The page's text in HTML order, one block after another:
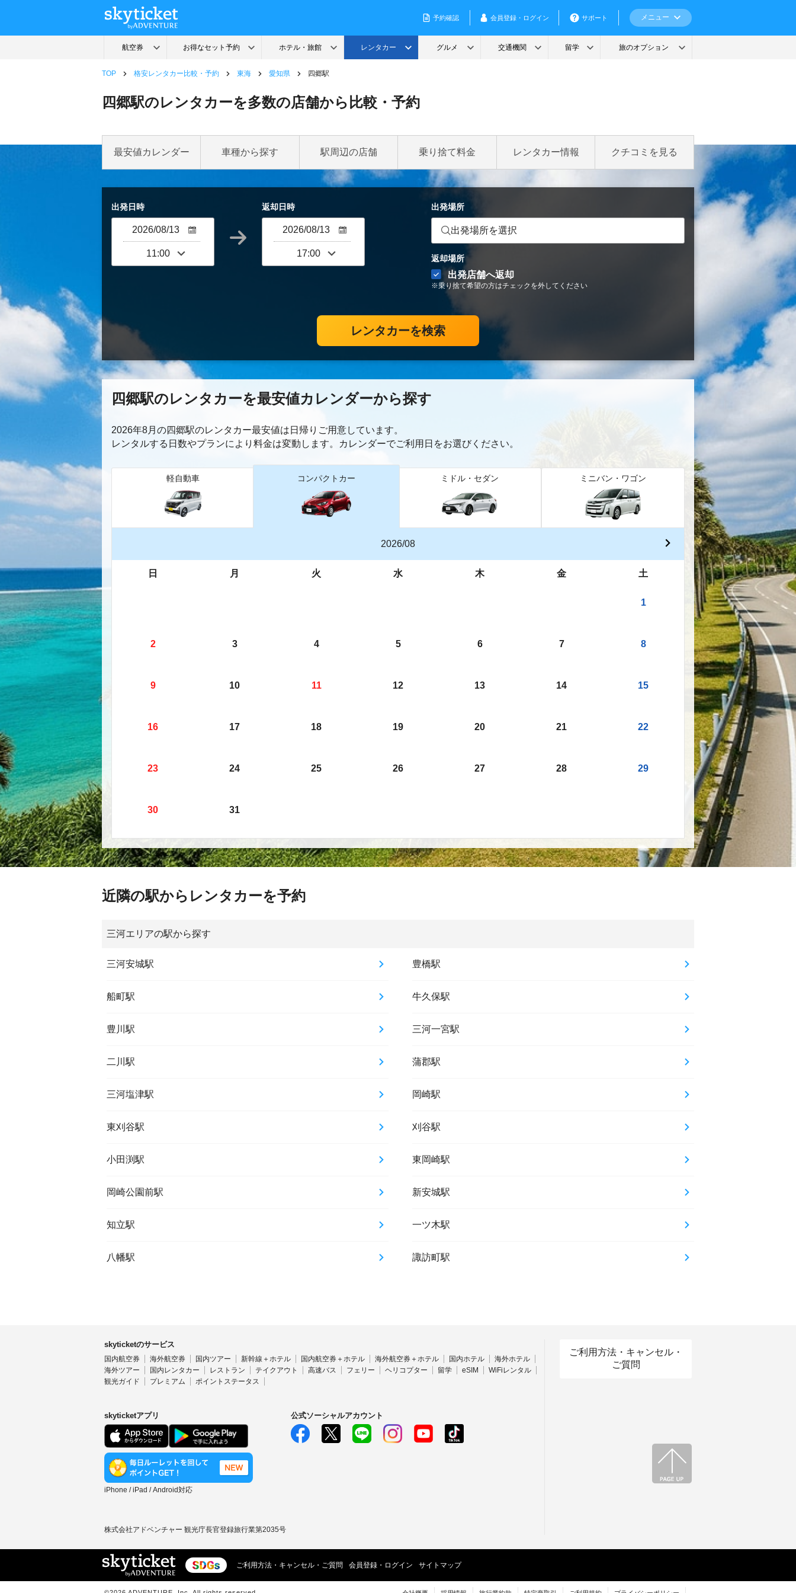
TOP 格安レンタカー比較・予約 東海 愛知県 四郷駅
四郷駅のレンタカーを多数の店舗から比較・予約
最安値カレンダー 車種から探す 駅周辺の店舗 乗り捨て料金 レンタカー情報 クチコミを見る
出発日時 返却日時 出発場所
出発場所を選択
返却場所
出発店舗へ返却
※乗り捨て希望の方はチェックを外してください
レンタカーを検索
四郷駅のレンタカーを最安値カレンダーから探す
2026年8月の四郷駅のレンタカー最安値は日帰り ご用意しています。
レンタルする日数やプランにより料金は変動します。カレンダーでご利用日をお選びください。
軽自動車 コンパクトカー ミドル・セダン ミニバン・ワゴン
2026/08
日 月 火 水 木 金 土
1
2 3 4 5 6 7 8
9 10 11 12 13 14 15
16 17 18 19 20 21 22
23 24 25 26 27 28 29
30 31
近隣の駅からレンタカーを予約
三河エリアの駅から探す
三河安城駅 豊橋駅
船町駅 牛久保駅
豊川駅 三河一宮駅
二川駅 蒲郡駅
三河塩津駅 岡崎駅
東刈谷駅 刈谷駅
小田渕駅 東岡崎駅
岡崎公園前駅 新安城駅
知立駅 一ツ木駅
八幡駅 諏訪町駅